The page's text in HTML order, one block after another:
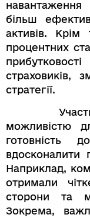
більш
активів. Крім
процентних
страховиків,
стратегії.
Участь у
можливістю
готовність
вдосконалити
Наприклад,
отримали
сторони та
Зокрема,